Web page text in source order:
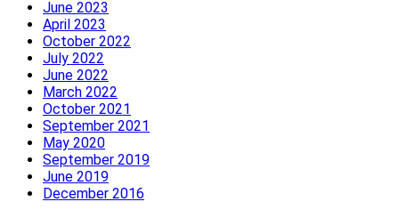
June 2023
April 2023
October 2022
July 2022
June 2022
March 2022
October 2021
September 2021
May 2020
September 2019
June 2019
December 2016